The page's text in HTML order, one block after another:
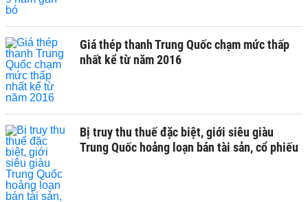
Giá thép thanh Trung Quốc chạm mức thấp
nhất kể từ năm 2016
Bị truy thu thuế đặc biệt, giới siêu giàu
Trung Quốc hoảng loạn bán tài sản, cổ phiếu